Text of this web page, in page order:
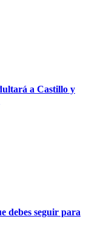
a Castillo y
debes seguir para